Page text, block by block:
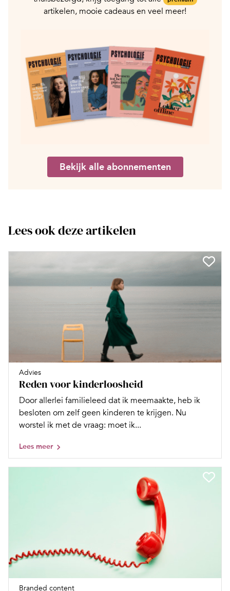
artikelen, mooie cadeaus en veel meer!
Bekijk alle abonnementen
Lees ook deze artikelen
Advies
Reden voor kinderloosheid
Door allerlei familieleed dat ik meemaakte, heb ik
besloten om zelf geen kinderen te krijgen. Nu
worstel ik met de vraag: moet ik...
Lees meer
Branded content